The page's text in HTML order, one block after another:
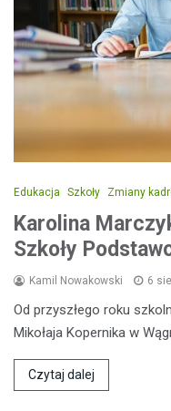
Edukacja Szkoły Zmiany
Karolina
Szkoły
Kamil Nowakowski 6
Od przyszłego roku
Mikołaja Kopernika w
Czytaj dalej